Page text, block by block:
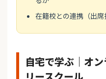
在籍校との連携（出
自宅で学ぶ｜オ